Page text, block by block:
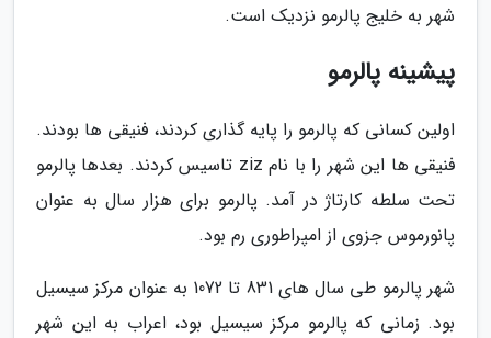
شهر به خلیج پالرمو نزدیک است.
پیشینه پالرمو
اولین کسانی که پالرمو را پایه گذاری کردند، فنیقی ها بودند.
فنیقی ها این شهر را با نام ziz تاسیس کردند. بعدها پالرمو
تحت سلطه کارتاژ در آمد. پالرمو برای هزار سال به عنوان
پانورموس جزوی از امپراطوری رم بود.
شهر پالرمو طی سال های 831 تا 1072 به عنوان مرکز سیسیل
بود. زمانی که پالرمو مرکز سیسیل بود، اعراب به این شهر